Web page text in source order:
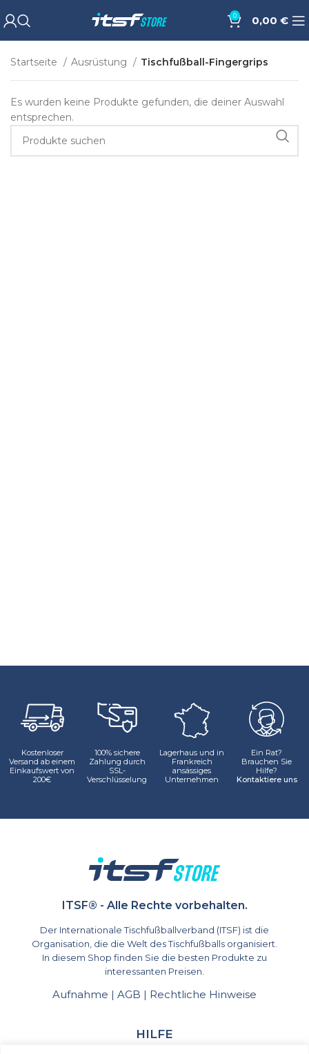
0 0,00 €
Startseite Ausrüstung Tischfußball-Fingergrips
Es wurden keine Produkte gefunden, die deiner Auswahl
entsprechen.
Kostenloser
Versand ab einem
Einkaufswert von
200€
100% sichere
Zahlung durch
SSL-
Verschlüsselung
Lagerhaus und in
Frankreich
ansässiges
Unternehmen
Ein Rat?
Brauchen Sie
Hilfe?
Kontaktiere uns
ITSF® - Alle Rechte vorbehalten.
Der Internationale Tischfußballverband (ITSF) ist die
Organisation, die die Welt des Tischfußballs organisiert.
In diesem Shop finden Sie die besten Produkte zu
interessanten Preisen.
Aufnahme | AGB | Rechtliche Hinweise
HILFE